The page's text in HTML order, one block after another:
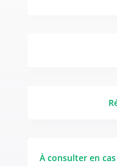
À consulter en